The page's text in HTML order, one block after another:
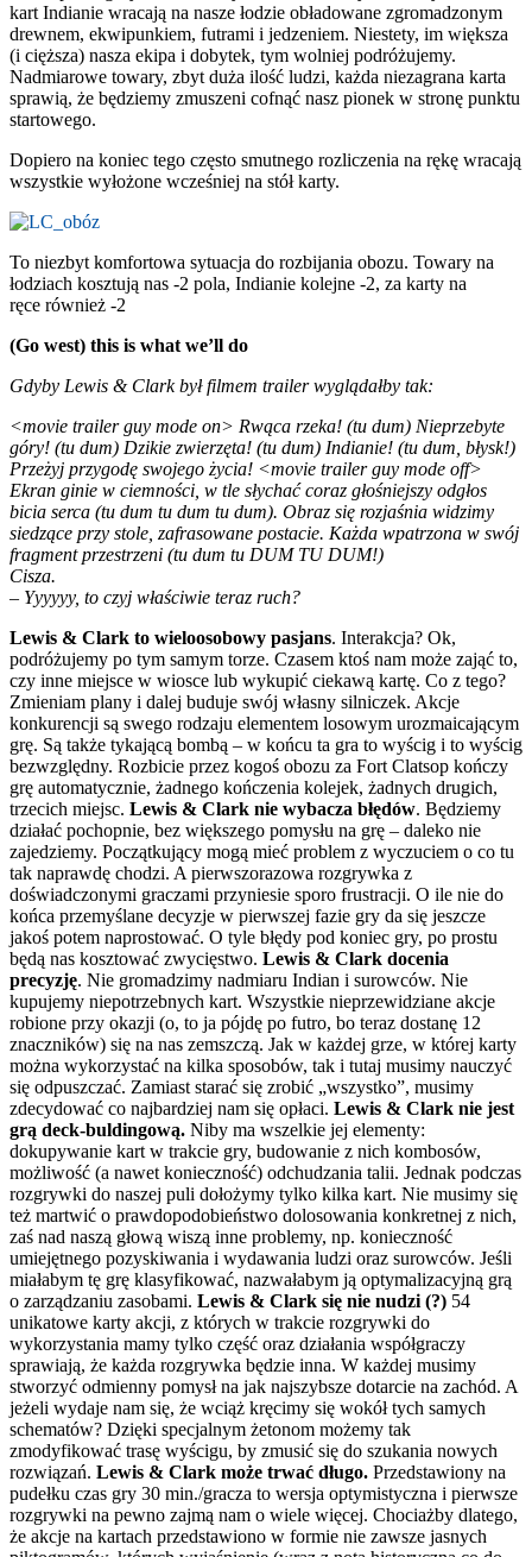
kart Indianie wracają na nasze łodzie obładowane zgromadzonym
drewnem, ekwipunkiem, futrami i jedzeniem. Niestety, im większa
(i cięższa) nasza ekipa i dobytek, tym wolniej podróżujemy.
Nadmiarowe towary, zbyt duża ilość ludzi, każda niezagrana karta
sprawią, że będziemy zmuszeni cofnąć nasz pionek w stronę punktu
startowego.
Dopiero na koniec tego często smutnego rozliczenia na rękę wracają
wszystkie wyłożone wcześniej na stół karty.
To niezbyt komfortowa sytuacja do rozbijania obozu. Towary na
łodziach kosztują nas -2 pola, Indianie kolejne -2, za karty na
ręce również -2
(Go west) this is what we’ll do
Gdyby Lewis & Clark był filmem trailer wyglądałby tak:
<movie trailer guy mode on> Rwąca rzeka! (tu dum) Nieprzebyte
góry! (tu dum) Dzikie zwierzęta! (tu dum) Indianie! (tu dum, błysk!)
Przeżyj przygodę swojego życia! <movie trailer guy mode off>
Ekran ginie w ciemności, w tle słychać coraz głośniejszy odgłos
bicia serca (tu dum tu dum tu dum). Obraz się rozjaśnia widzimy
siedzące przy stole, zafrasowane postacie. Każda wpatrzona w swój
fragment przestrzeni (tu dum tu DUM TU DUM!)
Cisza.
– Yyyyyy, to czyj właściwie teraz ruch?
Lewis & Clark to wieloosobowy pasjans. Interakcja? Ok,
podróżujemy po tym samym torze. Czasem ktoś nam może zająć to,
czy inne miejsce w wiosce lub wykupić ciekawą kartę. Co z tego?
Zmieniam plany i dalej buduje swój własny silniczek. Akcje
konkurencji są swego rodzaju elementem losowym urozmaicającym
grę. Są także tykającą bombą – w końcu ta gra to wyścig i to wyścig
bezwzględny. Rozbicie przez kogoś obozu za Fort Clatsop kończy
grę automatycznie, żadnego kończenia kolejek, żadnych drugich,
trzecich miejsc. Lewis & Clark nie wybacza błędów. Będziemy
działać pochopnie, bez większego pomysłu na grę – daleko nie
zajedziemy. Początkujący mogą mieć problem z wyczuciem o co tu
tak naprawdę chodzi. A pierwszorazowa rozgrywka z
doświadczonymi graczami przyniesie sporo frustracji. O ile nie do
końca przemyślane decyzje w pierwszej fazie gry da się jeszcze
jakoś potem naprostować. O tyle błędy pod koniec gry, po prostu
będą nas kosztować zwycięstwo. Lewis & Clark docenia
precyzję. Nie gromadzimy nadmiaru Indian i surowców. Nie
kupujemy niepotrzebnych kart. Wszystkie nieprzewidziane akcje
robione przy okazji (o, to ja pójdę po futro, bo teraz dostanę 12
znaczników) się na nas zemszczą. Jak w każdej grze, w której karty
można wykorzystać na kilka sposobów, tak i tutaj musimy nauczyć
się odpuszczać. Zamiast starać się zrobić „wszystko”, musimy
zdecydować co najbardziej nam się opłaci. Lewis & Clark nie jest
grą deck-buldingową. Niby ma wszelkie jej elementy:
dokupywanie kart w trakcie gry, budowanie z nich kombosów,
możliwość (a nawet konieczność) odchudzania talii. Jednak podczas
rozgrywki do naszej puli dołożymy tylko kilka kart. Nie musimy się
też martwić o prawdopodobieństwo dolosowania konkretnej z nich,
zaś nad naszą głową wiszą inne problemy, np. konieczność
umiejętnego pozyskiwania i wydawania ludzi oraz surowców. Jeśli
miałabym tę grę klasyfikować, nazwałabym ją optymalizacyjną grą
o zarządzaniu zasobami. Lewis & Clark się nie nudzi (?) 54
unikatowe karty akcji, z których w trakcie rozgrywki do
wykorzystania mamy tylko część oraz działania współgraczy
sprawiają, że każda rozgrywka będzie inna. W każdej musimy
stworzyć odmienny pomysł na jak najszybsze dotarcie na zachód. A
jeżeli wydaje nam się, że wciąż kręcimy się wokół tych samych
schematów? Dzięki specjalnym żetonom możemy tak
zmodyfikować trasę wyścigu, by zmusić się do szukania nowych
rozwiązań. Lewis & Clark może trwać długo. Przedstawiony na
pudełku czas gry 30 min./gracza to wersja optymistyczna i pierwsze
rozgrywki na pewno zajmą nam o wiele więcej. Chociażby dlatego,
że akcje na kartach przedstawiono w formie nie zawsze jasnych